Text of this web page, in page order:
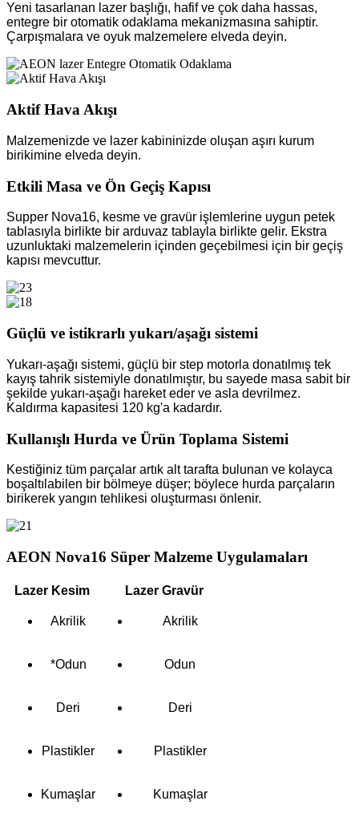
Yeni tasarlanan lazer başlığı, hafif ve çok daha hassas,
entegre bir otomatik odaklama mekanizmasına sahiptir.
Çarpışmalara ve oyuk malzemelere elveda deyin.
Aktif Hava Akışı
Malzemenizde ve lazer kabininizde oluşan aşırı kurum
birikimine elveda deyin.
Etkili Masa ve Ön Geçiş Kapısı
Supper Nova16, kesme ve gravür işlemlerine uygun petek
tablasıyla birlikte bir arduvaz tablayla birlikte gelir. Ekstra
uzunluktaki malzemelerin içinden geçebilmesi için bir geçiş
kapısı mevcuttur.
Güçlü ve istikrarlı yukarı/aşağı sistemi
Yukarı-aşağı sistemi, güçlü bir step motorla donatılmış tek
kayış tahrik sistemiyle donatılmıştır, bu sayede masa sabit bir
şekilde yukarı-aşağı hareket eder ve asla devrilmez.
Kaldırma kapasitesi 120 kg'a kadardır.
Kullanışlı Hurda ve Ürün Toplama Sistemi
Kestiğiniz tüm parçalar artık alt tarafta bulunan ve kolayca
boşaltılabilen bir bölmeye düşer; böylece hurda parçaların
birikerek yangın tehlikesi oluşturması önlenir.
AEON Nova16 Süper Malzeme Uygulamaları
Lazer Kesim Lazer Gravür
Akrilik Akrilik
*Odun Odun
Deri Deri
Plastikler Plastikler
Kumaşlar Kumaşlar